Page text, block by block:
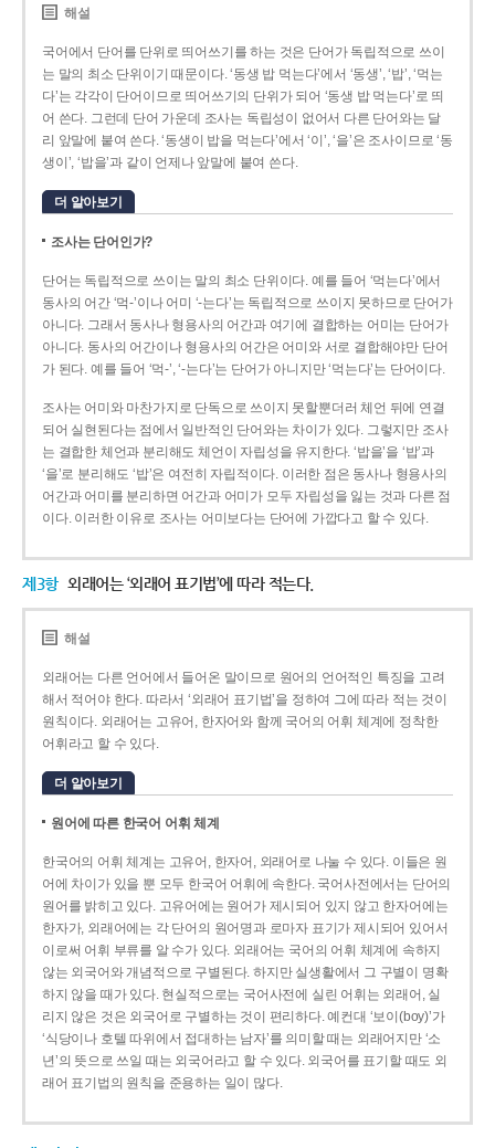
해설
국어에서 단어를 단위로 띄어쓰기를 하는 것은 단어가 독립적으로 쓰이
는 말의 최소 단위이기 때문이다. ‘동생 밥 먹는다’에서 ‘동생’, ‘밥’, ‘먹는
다’는 각각이 단어이므로 띄어쓰기의 단위가 되어 ‘동생 밥 먹는다’로 띄
어 쓴다. 그런데 단어 가운데 조사는 독립성이 없어서 다른 단어와는 달
리 앞말에 붙여 쓴다. ‘동생이 밥을 먹는다’에서 ‘이’, ‘을’은 조사이므로 ‘동
생이’, ‘밥을’과 같이 언제나 앞말에 붙여 쓴다.
더 알아보기
조사는 단어인가?
단어는 독립적으로 쓰이는 말의 최소 단위이다. 예를 들어 ‘먹는다’에서
동사의 어간 ‘먹-­’이나 어미 ‘­-는다’는 독립적으로 쓰이지 못하므로 단어가
아니다. 그래서 동사나 형용사의 어간과 여기에 결합하는 어미는 단어가
아니다. 동사의 어간이나 형용사의 어간은 어미와 서로 결합해야만 단어
가 된다. 예를 들어 ‘먹-’, ‘-는다’는 단어가 아니지만 ‘먹는다’는 단어이다.
조사는 어미와 마찬가지로 단독으로 쓰이지 못할뿐더러 체언 뒤에 연결
되어 실현된다는 점에서 일반적인 단어와는 차이가 있다. 그렇지만 조사
는 결합한 체언과 분리해도 체언이 자립성을 유지한다. ‘밥을’을 ‘밥’과
‘을’로 분리해도 ‘밥’은 여전히 자립적이다. 이러한 점은 동사나 형용사의
어간과 어미를 분리하면 어간과 어미가 모두 자립성을 잃는 것과 다른 점
이다. 이러한 이유로 조사는 어미보다는 단어에 가깝다고 할 수 있다.
제3항 외래어는 ‘외래어 표기법’에 따라 적는다.
해설
외래어는 다른 언어에서 들어온 말이므로 원어의 언어적인 특징을 고려
해서 적어야 한다. 따라서 ‘외래어 표기법’을 정하여 그에 따라 적는 것이
원칙이다. 외래어는 고유어, 한자어와 함께 국어의 어휘 체계에 정착한
어휘라고 할 수 있다.
더 알아보기
원어에 따른 한국어 어휘 체계
한국어의 어휘 체계는 고유어, 한자어, 외래어로 나눌 수 있다. 이들은 원
어에 차이가 있을 뿐 모두 한국어 어휘에 속한다. 국어사전에서는 단어의
원어를 밝히고 있다. 고유어에는 원어가 제시되어 있지 않고 한자어에는
한자가, 외래어에는 각 단어의 원어명과 로마자 표기가 제시되어 있어서
이로써 어휘 부류를 알 수가 있다. 외래어는 국어의 어휘 체계에 속하지
않는 외국어와 개념적으로 구별된다. 하지만 실생활에서 그 구별이 명확
하지 않을 때가 있다. 현실적으로는 국어사전에 실린 어휘는 외래어, 실
리지 않은 것은 외국어로 구별하는 것이 편리하다. 예컨대 ‘보이(boy)’가
‘식당이나 호텔 따위에서 접대하는 남자’를 의미할 때는 외래어지만 ‘소
년’의 뜻으로 쓰일 때는 외국어라고 할 수 있다. 외국어를 표기할 때도 외
래어 표기법의 원칙을 준용하는 일이 많다.